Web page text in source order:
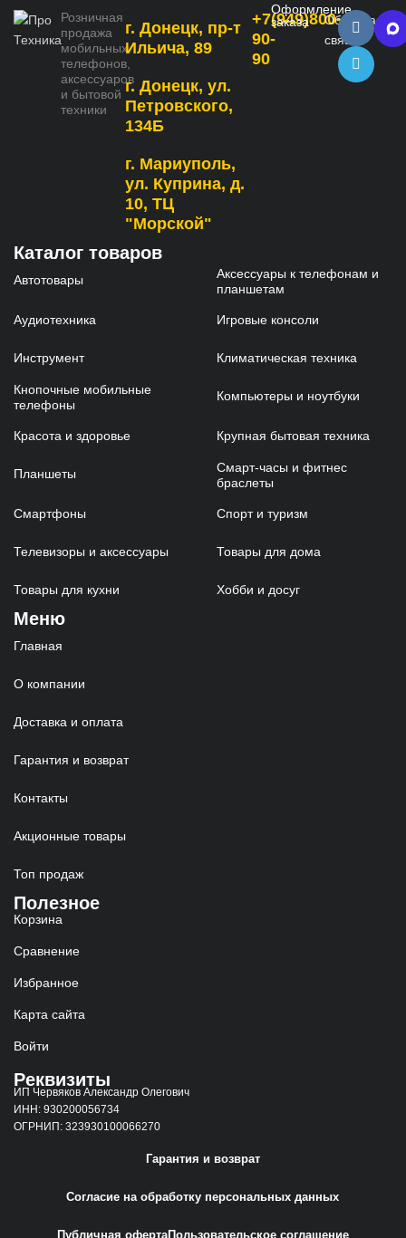
Розничная
продажа
мобильных
телефонов,
аксессуаров
и бытовой
техники
г. Донецк, пр-т
Ильича, 89
г. Донецк, ул.
Петровского,
134Б
г. Мариуполь,
ул. Куприна, д.
10, ТЦ
"Морской"
+7(949)800-
90-
90
Оформление
заказа
Обратная
связь
Каталог товаров
Автотовары
Аксессуары к телефонам и
планшетам
Аудиотехника Игровые консоли
Инструмент Климатическая техника
Кнопочные мобильные
телефоны
Компьютеры и ноутбуки
Красота и здоровье Крупная бытовая техника
Планшеты
Смарт-часы и фитнес
браслеты
Смартфоны Спорт и туризм
Телевизоры и аксессуары Товары для дома
Товары для кухни Хобби и досуг
Меню
Главная
О компании
Доставка и оплата
Гарантия и возврат
Контакты
Акционные товары
Топ продаж
Полезное
Корзина
Сравнение
Избранное
Карта сайта
Войти
Реквизиты
ИП Червяков Александр Олегович
ИНН: 930200056734
ОГРНИП: 323930100066270
Гарантия и возврат
Согласие на обработку персональных данных
Публичная офертаПользовательское соглашение